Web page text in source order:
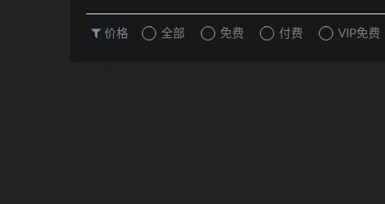
价格 全部 免费 付费 VIP免费